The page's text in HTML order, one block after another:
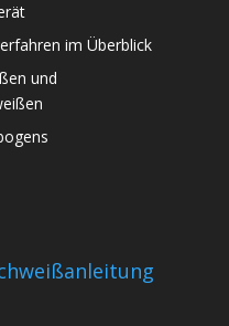
im Überblick
und